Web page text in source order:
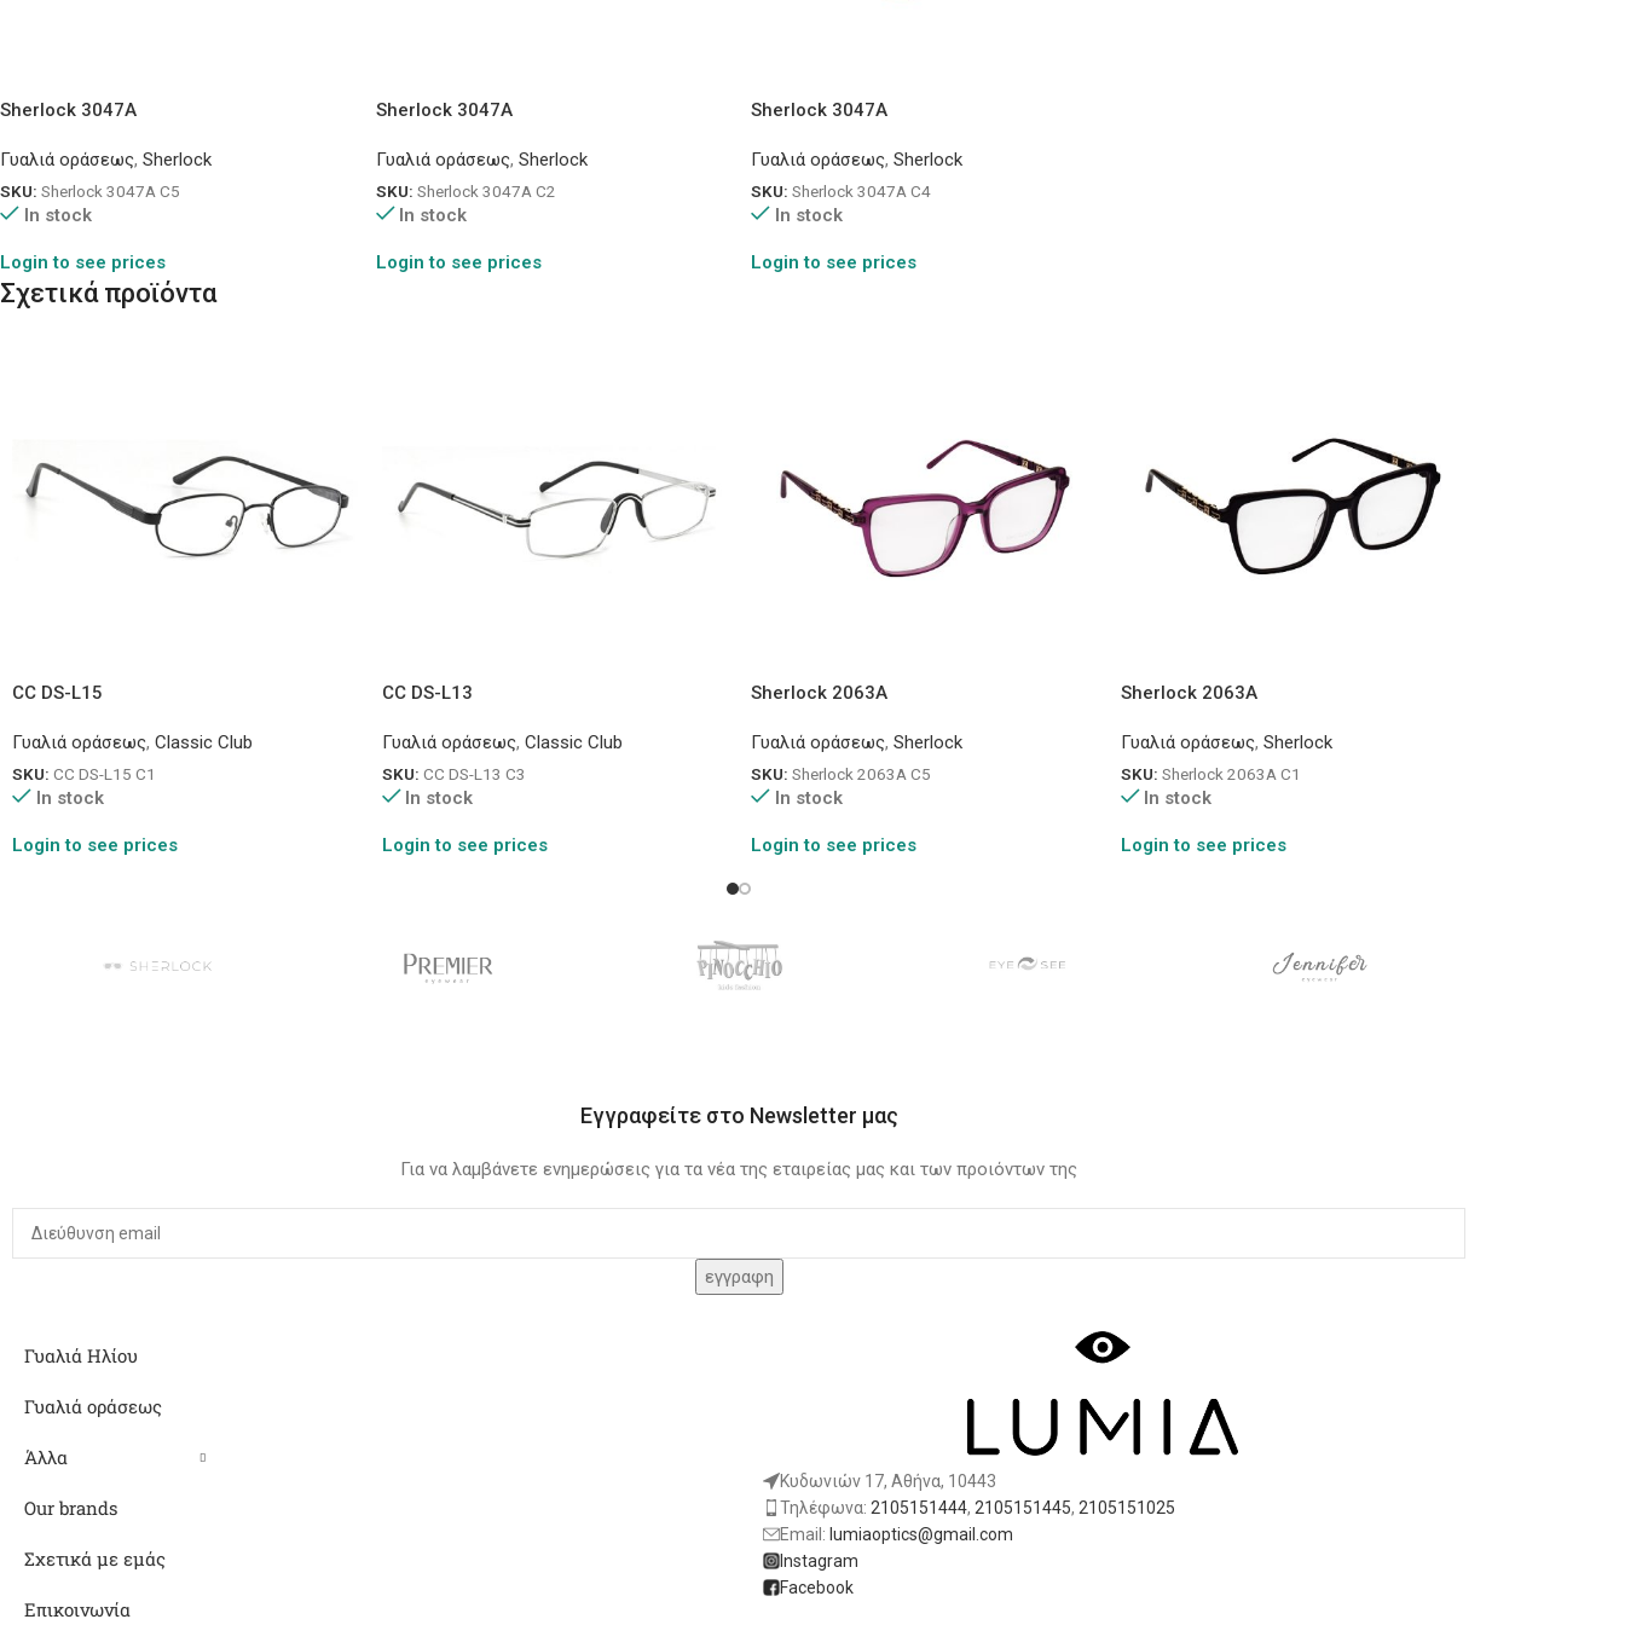
Sherlock 3047A
Γυαλιά οράσεως, Sherlock
SKU: Sherlock 3047A C5
In stock
Login to see prices
Sherlock 3047A
Γυαλιά οράσεως, Sherlock
SKU: Sherlock 3047A C2
In stock
Login to see prices
Sherlock 3047A
Γυαλιά οράσεως, Sherlock
SKU: Sherlock 3047A C4
In stock
Login to see prices
Σχετικά προϊόντα
CC DS-L15
Γυαλιά οράσεως, Classic Club
SKU: CC DS-L15 C1
In stock
Login to see prices
CC DS-L13
Γυαλιά οράσεως, Classic Club
SKU: CC DS-L13 C3
In stock
Login to see prices
Sherlock 2063A
Γυαλιά οράσεως, Sherlock
SKU: Sherlock 2063A C5
In stock
Login to see prices
Sherlock 2063A
Γυαλιά οράσεως, Sherlock
SKU: Sherlock 2063A C1
In stock
Login to see prices
Εγγραφείτε στο Newsletter μας
Για να λαμβάνετε ενημερώσεις για τα νέα της εταιρείας μας και των προιόντων της
Γυαλιά Ηλίου
Γυαλιά οράσεως
Άλλα
Our brands
Σχετικά με εμάς
Επικοινωνία
Κυδωνιών 17, Αθήνα, 10443
Τηλέφωνα: 2105151444, 2105151445, 2105151025
Email: lumiaoptics@gmail.com
Instagram
Facebook